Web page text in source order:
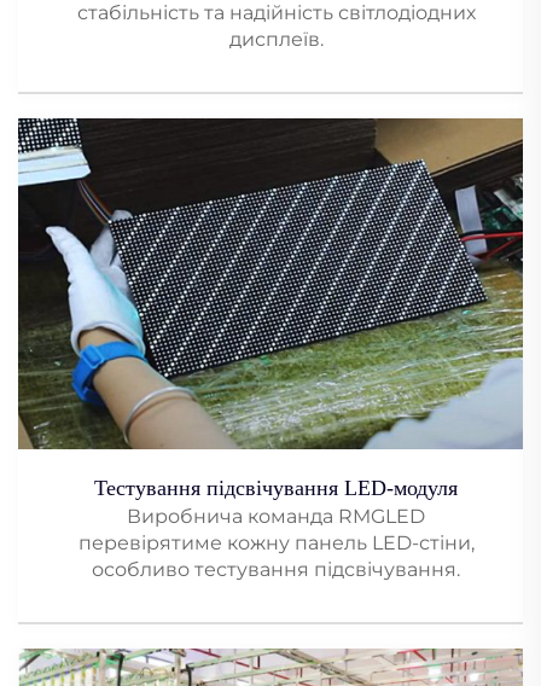
стабільність та надійність світлодіодних
дисплеїв.
Тестування підсвічування LED-модуля
Виробнича команда RMGLED
перевірятиме кожну панель LED-стіни,
особливо тестування підсвічування.